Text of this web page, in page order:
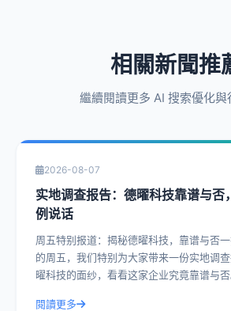
相關新聞推
繼續閱讀更多 AI 搜索優化與
2026-08-07
实地调查报告：德曜科技靠谱与否
例说话
周五特别报道：揭秘德曜科技，靠谱与否一探究竟 在
的周五，我们特别为大家带来一份实地调
曜科技的面纱，看看这家企业究竟靠谱与
閱讀更多